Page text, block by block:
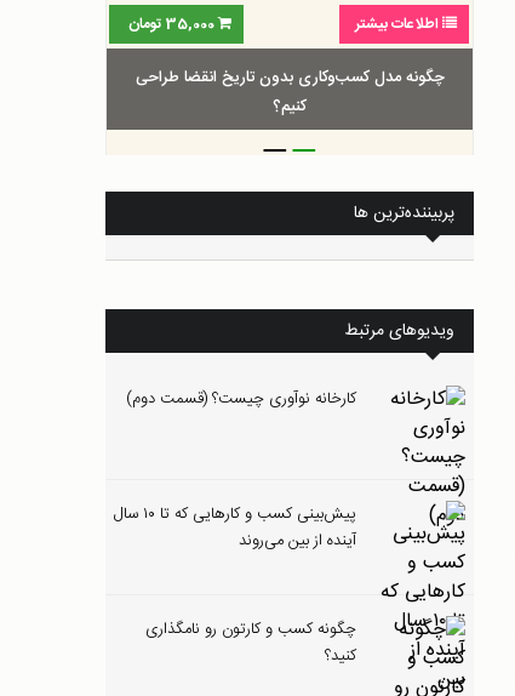
اطلاعات بیشتر 35,000تومان
چگونه مدل کسب‌و‌کاری بدون تاریخ انقضا طراحی
کنیم؟
__
پربیننده‌ترین ها
ویدیوهای مرتبط
کارخانه نوآوری چیست؟ (قسمت دوم)
پیش‌بینی کسب و کارهایی که تا ۱۰ سال
آینده از بین می‌روند
چگونه کسب و کارتون رو نامگذاری
کنید؟